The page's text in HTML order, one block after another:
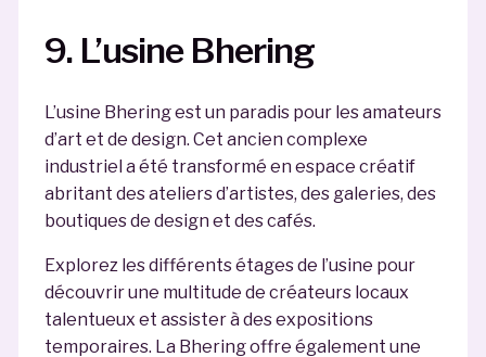
9. L’usine Bhering
L’usine Bhering est un paradis pour les amateurs
d’art et de design. Cet ancien complexe
industriel a été transformé en espace créatif
abritant des ateliers d’artistes, des galeries, des
boutiques de design et des cafés.
Explorez les différents étages de l’usine pour
découvrir une multitude de créateurs locaux
talentueux et assister à des expositions
temporaires. La Bhering offre également une